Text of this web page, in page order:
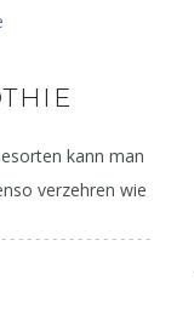
kann man
verzehren wie